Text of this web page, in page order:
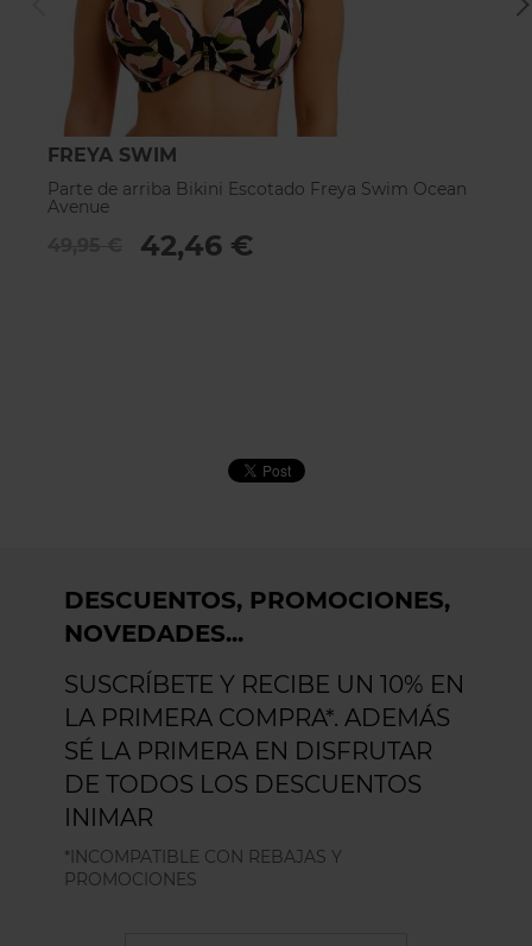
FREYA SWIM
Parte de arriba Bikini Escotado Freya Swim Ocean
Avenue
42,46 €
DESCUENTOS, PROMOCIONES,
NOVEDADES...
SUSCRÍBETE Y RECIBE UN 10% EN
LA PRIMERA COMPRA*. ADEMÁS
SÉ LA PRIMERA EN DISFRUTAR
DE TODOS LOS DESCUENTOS
INIMAR
*INCOMPATIBLE CON REBAJAS Y
PROMOCIONES